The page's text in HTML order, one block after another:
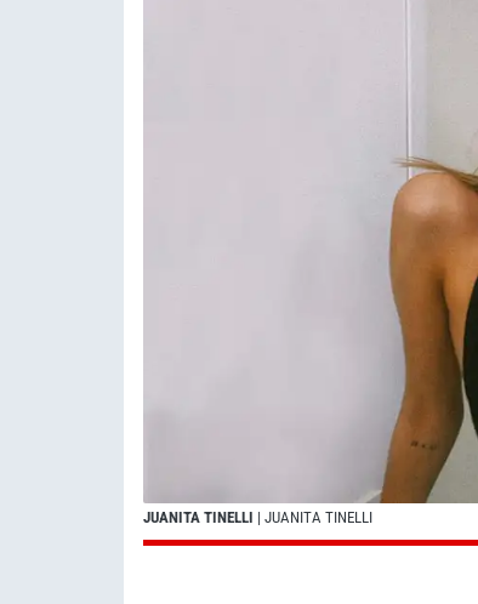
JUANITA TINELLI | JUANITA TINELLI